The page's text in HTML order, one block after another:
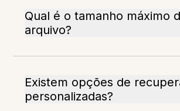
Qual é o tamanho máximo
arquivo?
Existem opções de
personalizadas?